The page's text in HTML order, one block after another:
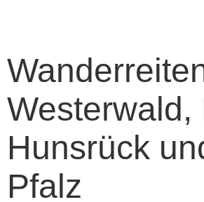
Westerwald,
Hunsrück
Pfalz